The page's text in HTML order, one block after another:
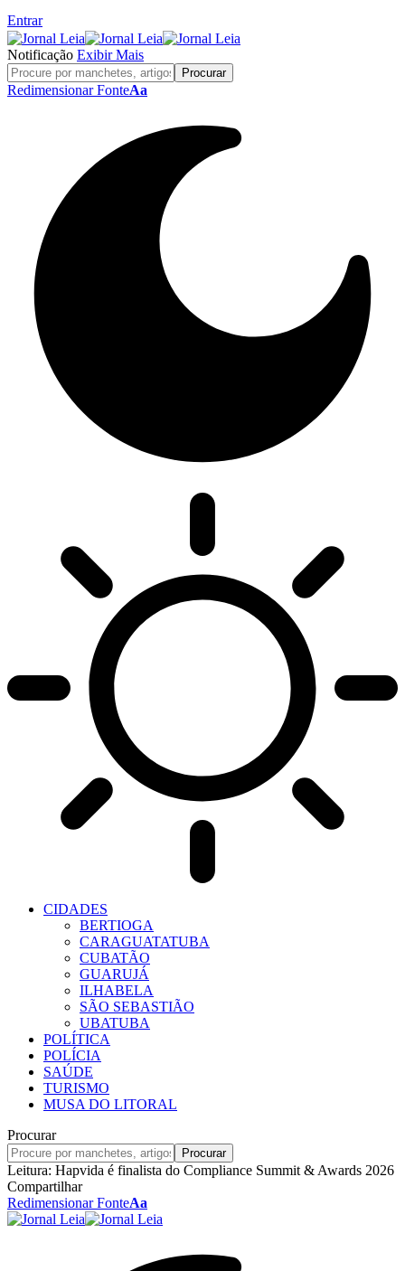
Entrar
Notificação Exibir Mais
Redimensionar FonteAa
CIDADES
BERTIOGA
CARAGUATATUBA
CUBATÃO
GUARUJÁ
ILHABELA
SÃO SEBASTIÃO
UBATUBA
POLÍTICA
POLÍCIA
SAÚDE
TURISMO
MUSA DO LITORAL
Procurar
Leitura: Hapvida é finalista do Compliance Summit & Awards 2026
Compartilhar
Redimensionar FonteAa